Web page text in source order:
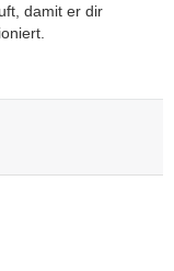
damit er dir